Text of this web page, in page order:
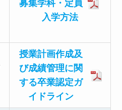
募集学科・定員
入学方法
授業計画作成及
び成績管理に関
する卒業認定ガ
イドライン